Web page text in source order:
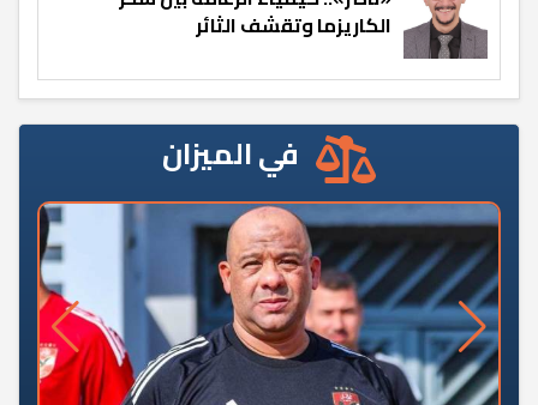
الكاريزما وتقشف الثائر
في الميزان